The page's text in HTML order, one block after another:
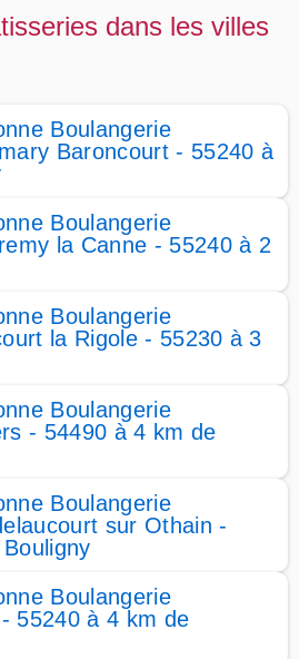
dans les villes
Boulangerie
Baroncourt - 55240 à
Boulangerie
la Canne - 55240 à 2
Boulangerie
la Rigole - 55230 à 3
Boulangerie
- 54490 à 4 km de
Boulangerie
sur Othain -
Boulangerie
55240 à 4 km de